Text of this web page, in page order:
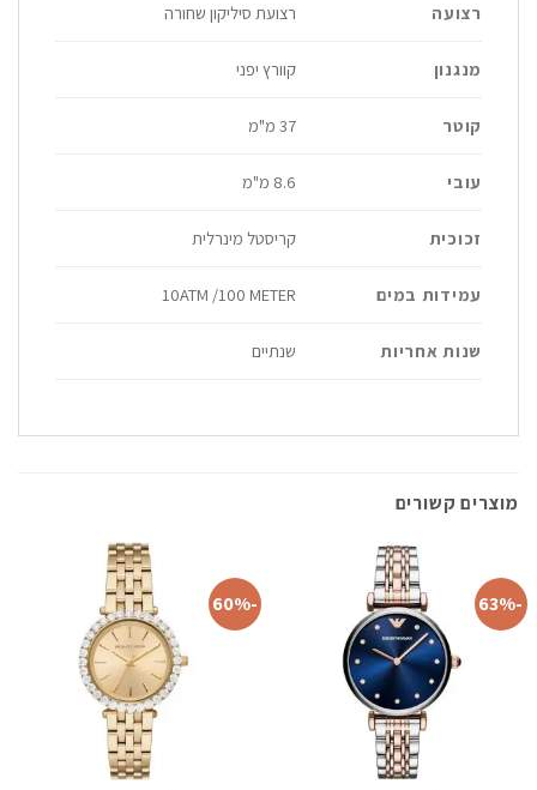
רצועה רצועת סיליקון שחורה
מנגנון קוורץ יפני
קוטר 37 מ"מ
עובי 8.6 מ"מ
זכוכית קריסטל מינרלית
עמידות במים 10ATM /100 METER
שנות אחריות שנתיים
מוצרים קשורים
-63%
-60%